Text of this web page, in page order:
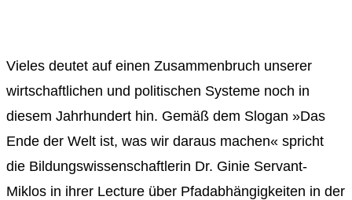
Vieles deutet auf einen Zusammenbruch unserer
wirtschaftlichen und politischen Systeme noch in
diesem Jahrhundert hin. Gemäß dem Slogan »Das
Ende der Welt ist, was wir daraus machen« spricht
die Bildungswissenschaftlerin Dr. Ginie Servant-
Miklos in ihrer Lecture über Pfadabhängigkeiten in der